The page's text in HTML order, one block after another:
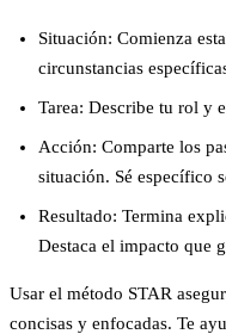
Situación: Comienza
circunstancias
Tarea: Describe tu rol y
Acción: Comparte los
situación. Sé específico
Resultado: Termina
Destaca el impacto que
Usar el método STAR
concisas y enfocadas. Te